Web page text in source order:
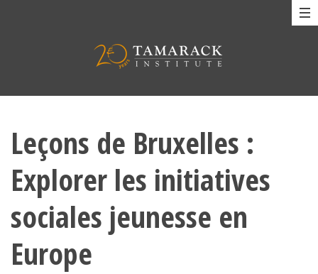
Leçons de Bruxelles :
Explorer les initiatives
sociales jeunesse en
Europe